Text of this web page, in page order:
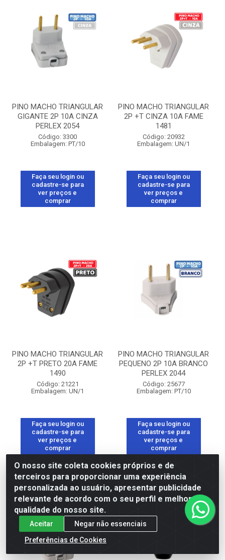
PINO MACHO TRIANGULAR
GIGANTE 2P 10A CINZA
PERLEX 2054
Código: 3300
Embalagem: PT/10
Faça seu login ou
cadastre-se para
ver preços e
comprar
PINO MACHO TRIANGULAR
2P +T CINZA 10A FAME
1481
Código: 20932
Embalagem: UN/1
Faça seu login ou
cadastre-se para
ver preços e
comprar
PINO MACHO TRIANGULAR
2P +T PRETO 20A FAME
1490
Código: 21221
Embalagem: UN/1
Faça seu login ou
cadastre-se para
ver preços e
comprar
PINO MACHO TRIANGULAR
PEQUENO 2P 10A BRANCO
PERLEX 2044
Código: 25677
Embalagem: PT/10
Faça seu login ou
cadastre-se para
ver preços e
comprar
O nosso site coleta cookies próprios e de
terceiros para proporcionar uma experiência
personalizada ao usuário, apresentar publicidade
relevante de acordo com o seu perfil e melhorar a
qualidade do nosso site.
Aceitar
Negar não essenciais
Preferências de Cookies